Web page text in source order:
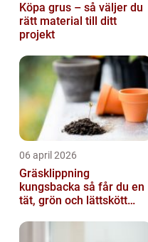
Köpa grus – så väljer du
rätt material till ditt
projekt
06 april 2026
Gräsklippning
kungsbacka så får du en
tät, grön och lättskött